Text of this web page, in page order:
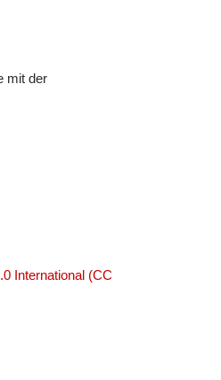
mit der
International (CC